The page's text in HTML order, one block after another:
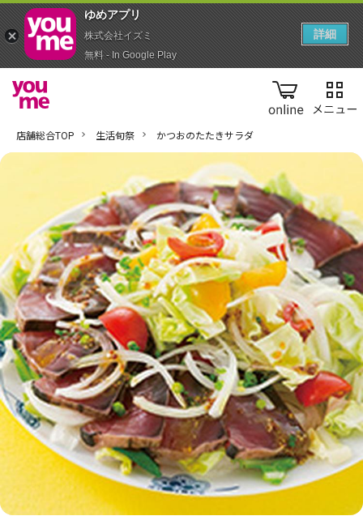
online
店舗総合TOP 生活旬祭 かつおのたたきサラダ
ゆめアプ‪リ‬
株式会社イズミ
無料 - In Google Play
詳細